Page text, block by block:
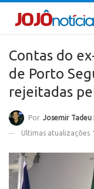
Contas do
de Porto
rejeitadas
Por Josemir Tadeu
Ultimas atualizações